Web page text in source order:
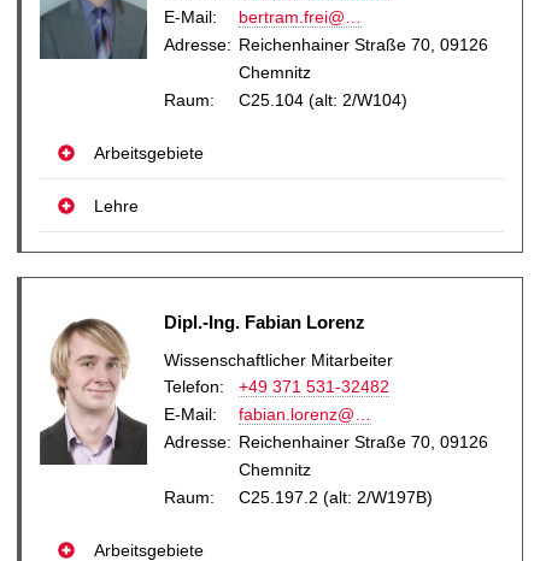
E-Mail:
bertram.frei@…
Adresse: Reichenhainer Straße 70, 09126
Chemnitz
Raum:
C25.104 (alt: 2/W104)
Arbeitsgebiete
Lehre
Dipl.-Ing. Fabian Lorenz
Wissenschaftlicher Mitarbeiter
Telefon:
+49 371 531-32482
E-Mail:
fabian.lorenz@…
Adresse: Reichenhainer Straße 70, 09126
Chemnitz
Raum:
C25.197.2 (alt: 2/W197B)
Arbeitsgebiete